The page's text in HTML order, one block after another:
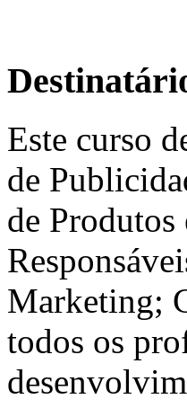
Este curso
de
de Produtos
Marketing;
todos os